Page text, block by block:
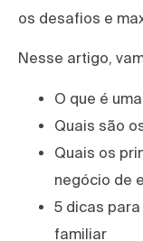
os desafios e
Nesse artigo,
O que é
Quais são
Quais os
negócio de
5 dicas
familiar